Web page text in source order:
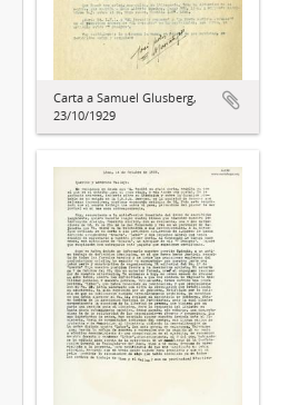
Carta a Samuel Glusberg,
23/10/1929